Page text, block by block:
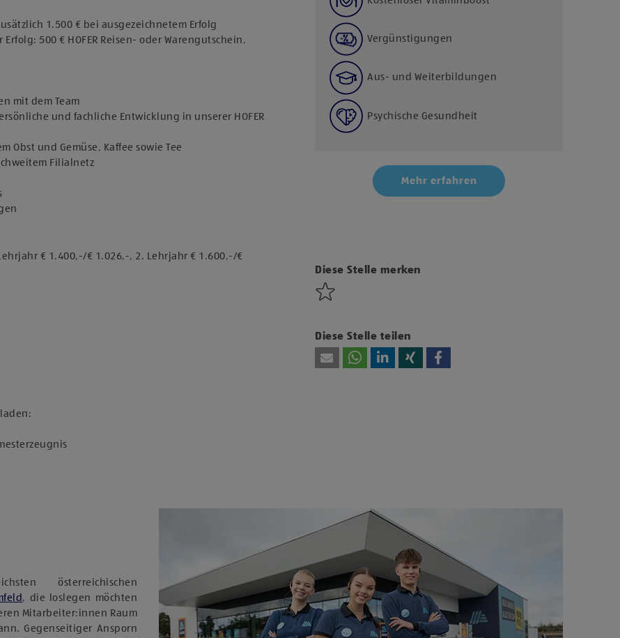
1.500 € bei ausgezeichnetem Erfolg
500 € HOFER Reisen- oder Warengutschein,
mit dem Team
und fachliche Entwicklung in unserer HOFER
Obst und Gemüse, Kaffee sowie Tee
Filialnetz
€ 1.400,-/€ 1.026,-, 2. Lehrjahr € 1.600,-/€
Vergünstigungen
Aus- und Weiterbildungen
Psychische Gesundheit
Mehr erfahren
diesen Inhalt anzuzeigen.
Diese Stelle merken
Diese Stelle teilen
österreichischen
, die loslegen möchten
Mitarbeiter:innen Raum
Gegenseitiger Ansporn